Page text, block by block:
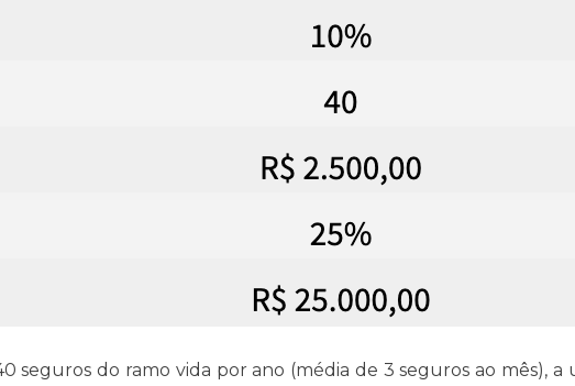
seguros do ramo vida por ano (média de 3 seguros ao mês), a